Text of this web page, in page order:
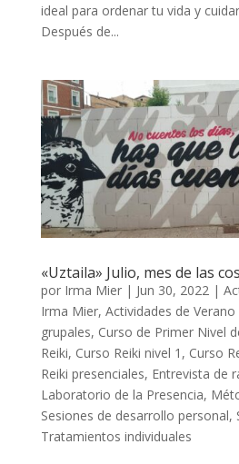
ideal para ordenar tu vida y
Después de...
«Uztaila» Julio, mes de las
por Irma Mier| Jun 30, 2022|
Irma Mier, Actividades de Verano
grupales, Curso de Primer Nivel
Reiki, Curso Reiki nivel 1 , Curso
Reiki presenciales, Entrevista de
Laboratorio de la Presencia,
Sesiones de desarrollo personal,
Tratamientos individuales